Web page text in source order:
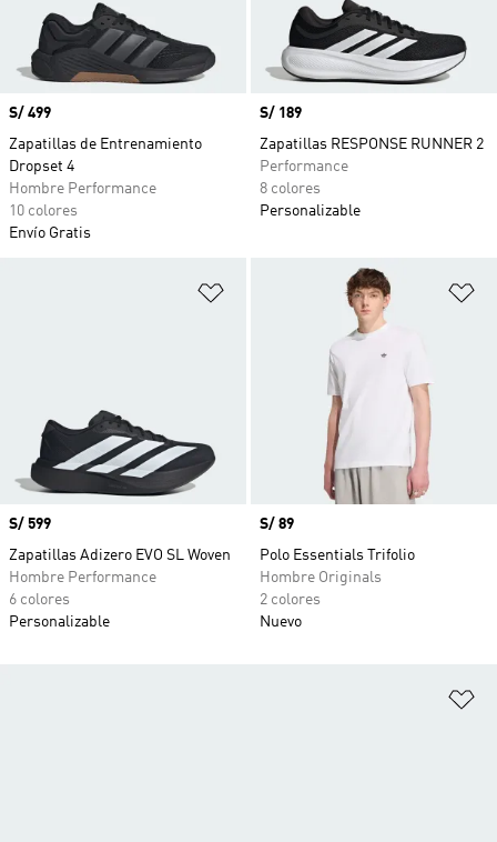
Precio
S/ 499
Zapatillas de Entrenamiento
Dropset 4
Hombre Performance
10 colores
Envío Gratis
Precio
S/ 189
Zapatillas RESPONSE RUNNER 2
Performance
8 colores
Personalizable
Añadir a la lista de deseos
Precio
S/ 599
Zapatillas Adizero EVO SL Woven
Hombre Performance
6 colores
Personalizable
Precio
S/ 89
Polo Essentials Trifolio
Hombre Originals
2 colores
Nuevo